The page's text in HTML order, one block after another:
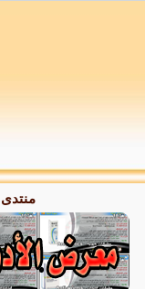
منتدى